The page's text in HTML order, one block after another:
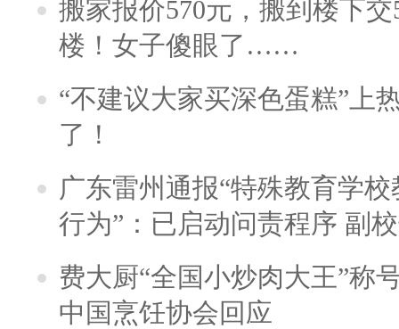
搬家报价570元，搬到楼下
楼！女子傻眼了……
“不建议大家买深色蛋糕”上
了！
广东雷州通报“特殊教育学
行为”：已启动问责程序 副
费大厨“全国小炒肉大王”称
中国烹饪协会回应